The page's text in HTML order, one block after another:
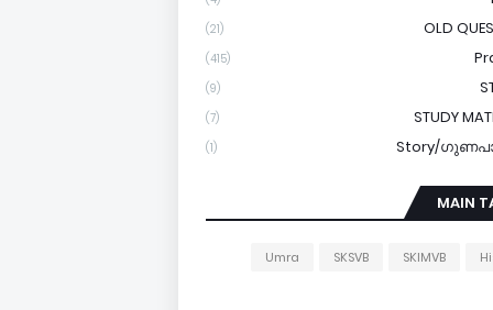
OLD
(21)
(415)
(9)
STUDY
(7)
Story/
(1)
MAIN
SKIMVB
SKSVB
Umra